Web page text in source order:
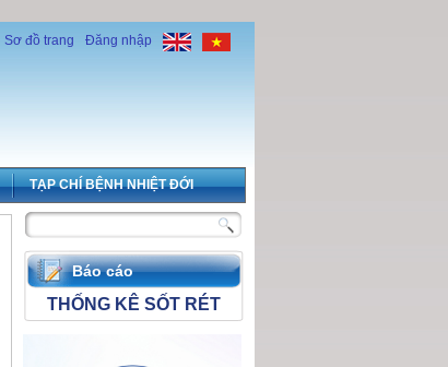
Sơ đồ trang Đăng nhập
TẠP CHÍ BỆNH NHIỆT ĐỚI
Báo cáo
THỐNG KÊ SỐT RÉT